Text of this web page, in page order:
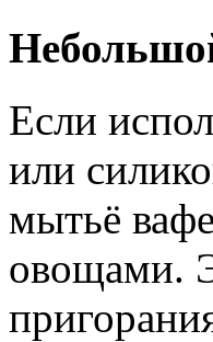
Если
или
мытьё
овощами.